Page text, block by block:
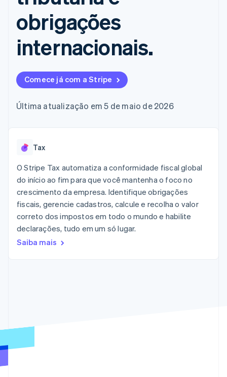
de 125
Boost
Otimizações
de aceitação
Link
Checkout
Recognition
contábil
Stripe Sigma
Relatórios
personalizados
de dados
Product roadmap
Prevenção de fraudes
Atlas
Incorporação de startups
Climate
Remoção de carbono
Marketplaces
Gestão dos valores
Plataformas
SaaS
Por setor
Economia de criadores
Organizações sem fins
lucrativos
Serviços profissionais
Setor público
Varejo
Gerenciar assinaturas
Ofereça cobrança por
uso
Emita cartões
respaldados por
stablecoins
serviços com agentes
Recursos
desenvolvedores
Status da API
Plano de ação do
produto
Conferência anual das
sessões
Carreiras
Stripe Press
Contato
Fale com a equipe de
obrigações
internacionais.
Comece já com a Stripe
Última atualização em 5 de maio de 2026
Tax
O Stripe Tax automatiza a conformidade fiscal global
do início ao fim para que você mantenha o foco no
crescimento da empresa. Identifique obrigações
fiscais, gerencie cadastros, calcule e recolha o valor
correto dos impostos em todo o mundo e habilite
declarações, tudo em um só lugar.
Saiba mais